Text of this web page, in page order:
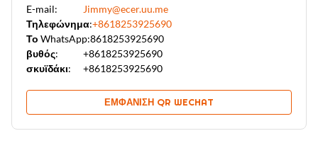
E-mail:
Jimmy@ecer.uu.me
Τηλεφώνημα:+8618253925690
Το WhatsApp:8618253925690
βυθός:
+8618253925690
σκυϊδάκι:
+8618253925690
ΕΜΦΆΝΙΣΗ QR WECHAT